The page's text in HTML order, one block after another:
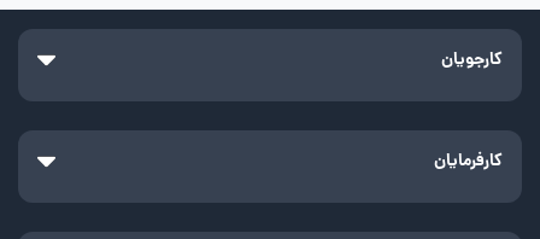
کارجویان
کارفرمایان